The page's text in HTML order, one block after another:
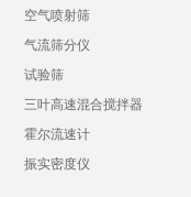
空气喷射筛
气流筛分仪
试验筛
三叶高速混合搅拌器
霍尔流速计
振实密度仪